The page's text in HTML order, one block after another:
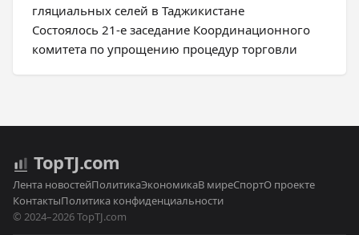
гляциальных селей в Таджикистане
Состоялось 21-е заседание Координационного
комитета по упрощению процедур торговли
TopTJ.com
Лента новостейПолитикаЭкономикаВ миреСпортО проекте
КонтактыПолитика конфиденциальности
© 2024–2026 TopTJ.com